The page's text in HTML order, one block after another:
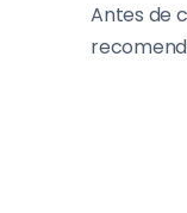
Antes de